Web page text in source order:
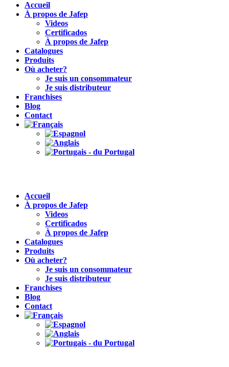
Accueil
À propos de Jafep
Videos
Certificados
À propos de Jafep
Catalogues
Produits
Où acheter?
Je suis un consommateur
Je suis distributeur
Franchises
Blog
Contact
Accueil
À propos de Jafep
Videos
Certificados
À propos de Jafep
Catalogues
Produits
Où acheter?
Je suis un consommateur
Je suis distributeur
Franchises
Blog
Contact